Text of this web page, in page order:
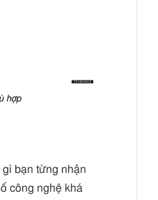
hợp
bạn từng nhận
công nghệ khá